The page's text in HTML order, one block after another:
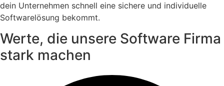
dein Unternehmen schnell eine sichere und individuelle
Softwarelösung bekommt.
Werte, die unsere Software Firma
stark machen